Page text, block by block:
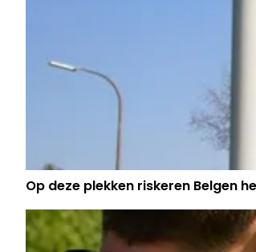
Op deze plekken riskeren Belgen